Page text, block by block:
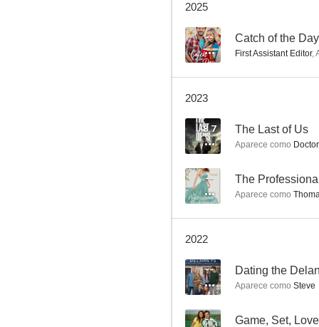
7.3
Una boda en diciembre
6.9
2025
-- Catch of the Day
First Assistant Editor,
2023
8.7 The Last of Us
Aparece como Doctor
-- The
Aparece como
2022
-- Dating the
Aparece como Steve
-- Game, Set, Love